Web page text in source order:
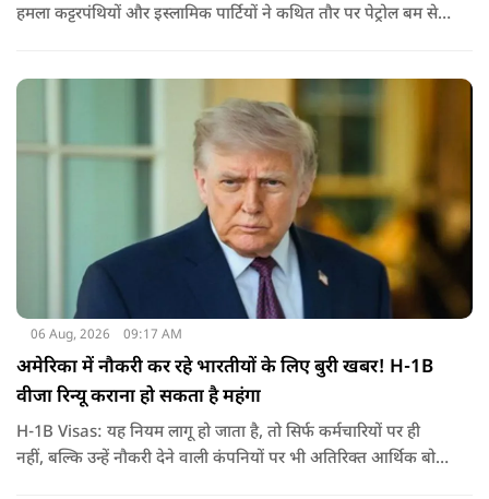
हमला कट्टरपंथियों और इस्लामिक पार्टियों ने कथित तौर पर पेट्रोल बम से
जरिए संबोधन दिया था.
06 Aug, 2026 09:17 AM
अमेरिका में नौकरी कर रहे भारतीयों के लिए बुरी खबर! H-1B
वीजा रिन्यू कराना हो सकता है महंगा
H-1B Visas: यह नियम लागू हो जाता है, तो सिर्फ कर्मचारियों पर ही
नहीं, बल्कि उन्हें नौकरी देने वाली कंपनियों पर भी अतिरिक्त आर्थिक बोझ